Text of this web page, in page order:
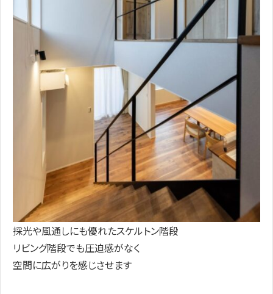
採光や風通しにも優れたスケルトン階段
リビング階段でも圧迫感がなく
空間に広がりを感じさせます